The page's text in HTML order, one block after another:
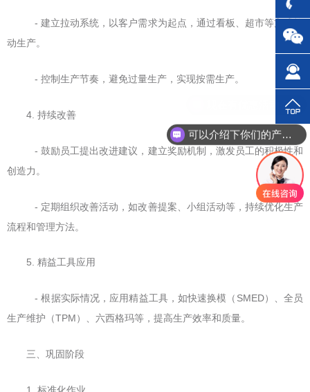
- 建立拉动系统，以客户需求为起点，通过看板、超市等方式拉
动生产。
- 控制生产节奏，避免过量生产，实现按需生产。
4. 持续改善
- 鼓励员工提出改进建议，建立奖励机制，激发员工的积极性和
创造力。
- 定期组织改善活动，如改善提案、小组活动等，持续优化生产
流程和管理方法。
5. 精益工具应用
- 根据实际情况，应用精益工具，如快速换模（SMED）、全员
生产维护（TPM）、六西格玛等，提高生产效率和质量。
三、巩固阶段
可以介绍下你们的产品么？